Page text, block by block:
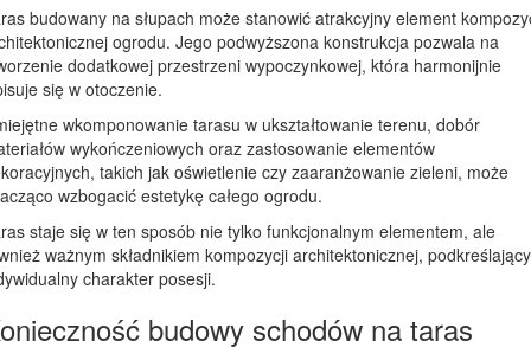
budowany na słupach może stanowić atrakcyjny element
ogrodu. Jego podwyższona konstrukcja pozwala na
dodatkowej przestrzeni wypoczynkowej, która harmonijnie
się w otoczenie.
wkomponowanie tarasu w ukształtowanie terenu, dobór
wykończeniowych oraz zastosowanie elementów
takich jak oświetlenie czy zaaranżowanie zieleni, może
wzbogacić estetykę całego ogrodu.
staje się w ten sposób nie tylko funkcjonalnym elementem, ale
ważnym składnikiem kompozycji architektonicznej,
charakter posesji.
budowy schodów na taras